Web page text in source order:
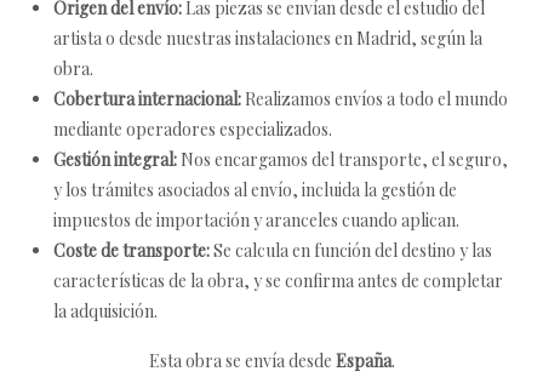
Origen del envío: Las piezas se envían desde el estudio del
artista o desde nuestras instalaciones en Madrid, según la
obra.
Cobertura internacional: Realizamos envíos a todo el mundo
mediante operadores especializados.
Gestión integral: Nos encargamos del transporte, el seguro,
y los trámites asociados al envío, incluida la gestión de
impuestos de importación y aranceles cuando aplican.
Coste de transporte:Se calcula en función del destino y las
características de la obra, y se confirma antes de completar
la adquisición.
Esta obra se envía desde España.